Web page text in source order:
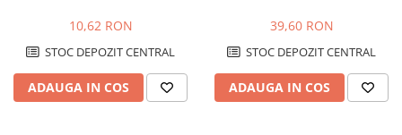
10,62 RON
STOC DEPOZIT CENTRAL
ADAUGA IN COS
39,60 RON
STOC DEPOZIT CENTRAL
ADAUGA IN COS